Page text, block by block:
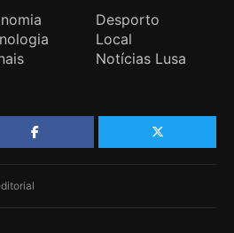
Desporto
Local
Notícias Lusa